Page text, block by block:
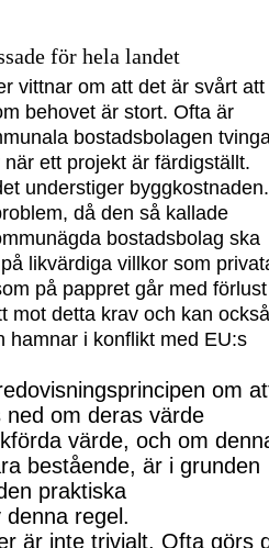
för hela landet
vittnar om att det är svårt att
behovet är stort. Ofta är
bostadsbolagen
ett projekt är färdigställt.
understiger byggkostnaden.
då den så kallade
bostadsbolag ska
likvärdiga villkor som
på pappret går med förlust
mot detta krav och kan
hamnar i konflikt med EU:s
om
ned om deras värde
värde, och om
bestående, är i grunden
praktiska
regel.
är inte trivialt. Ofta görs